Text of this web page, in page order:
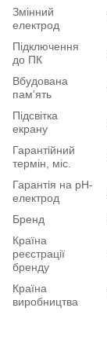
Змінний
електрод
Підключення
до ПК
Вбудована
пам'ять
Підсвітка
екрану
Гарантійний
термін, міс.
Гарантія на pH-
електрод
Бренд
Країна
реєстрації
бренду
Країна
виробництва